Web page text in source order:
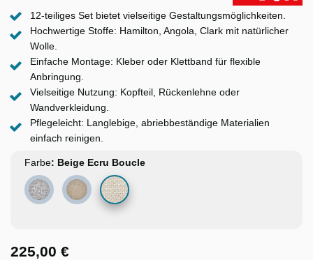
12-teiliges Set bietet vielseitige Gestaltungsmöglichkeiten.
Hochwertige Stoffe: Hamilton, Angola, Clark mit natürlicher
Wolle.
Einfache Montage: Kleber oder Klettband für flexible
Anbringung.
Vielseitige Nutzung: Kopfteil, Rückenlehne oder
Wandverkleidung.
Pflegeleicht: Langlebige, abriebbeständige Materialien
einfach reinigen.
Farbe
Grau WolleSandbeige matt
Beige Ecru Boucle
225,00 €